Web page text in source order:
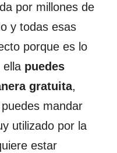
por millones de
y todas esas
porque es lo
ella puedes
gratuita,
mandar
utilizado por la
estar